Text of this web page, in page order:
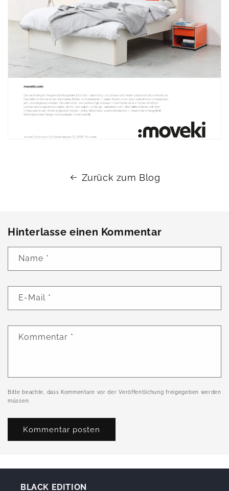
Zurück zum Blog
Hinterlasse einen Kommentar
Name *
E-Mail *
Kommentar *
Bitte beachte, dass Kommentare vor der Veröffentlichung freigegeben werden
müssen.
BLACK EDITION